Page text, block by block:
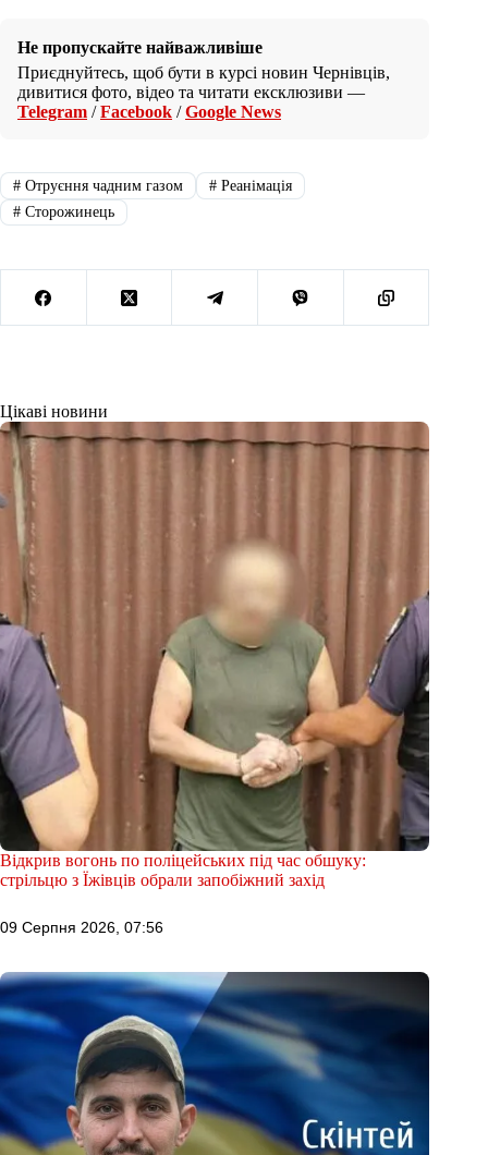
Не пропускайте найважливіше
Приєднуйтесь, щоб бути в курсі новин Чернівців,
дивитися фото, відео та читати ексклюзиви —
Telegram /Facebook /Google News
#Отруєння чадним газом #Реанімація
#Сторожинець
Цікаві новини
Відкрив вогонь по поліцейських під час обшуку:
стрільцю з Їжівців обрали запобіжний захід
09 Серпня 2026, 07:56